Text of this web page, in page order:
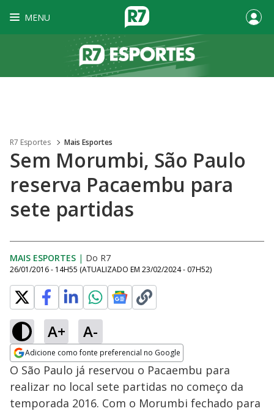
MENU
R7 Esportes Mais Esportes
Sem Morumbi, São Paulo
reserva Pacaembu para
sete partidas
MAIS ESPORTES | Do R7
26/01/2016 - 14H55 (ATUALIZADO EM 23/02/2024 - 07H52)
A+ A-
Adicione como fonte preferencial no Google
Opens in new window
O São Paulo já reservou o Pacaembu para
realizar no local sete partidas no começo da
temporada 2016. Com o Morumbi fechado para